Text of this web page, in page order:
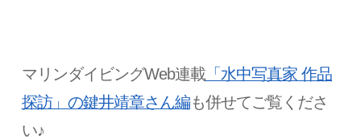
マリンダイビングWeb連載「水中写真家 作品
探訪」の鍵井靖章さん編も併せてご覧くださ
い♪